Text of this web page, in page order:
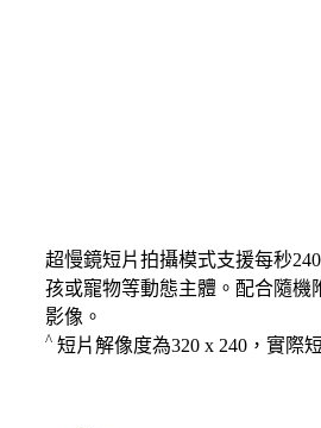
超慢鏡短片拍攝模式支援每秒
孩或寵物等動態主體。配合隨機
影像。
^ 短片解像度為320 x 240，實際